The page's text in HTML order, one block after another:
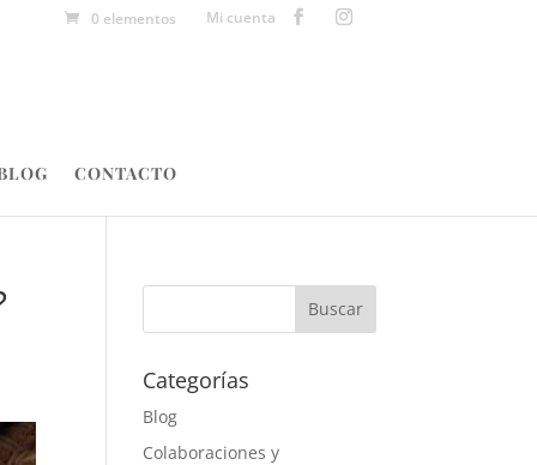
Mi cuenta
0 elementos
CONTACTO
Categorías
Blog
Colaboraciones y